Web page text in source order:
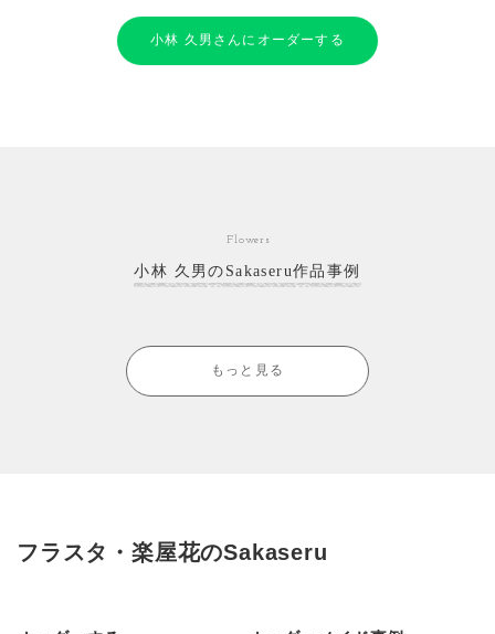
小林 久男さんにオーダーする
Flowers
小林 久男のSakaseru作品事例
もっと見る
フラスタ・楽屋花のSakaseru